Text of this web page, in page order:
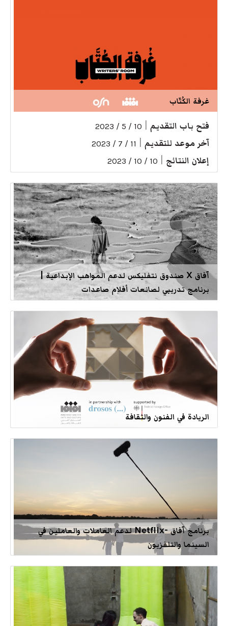
غرفة الكُتّاب
فتح باب التقديم 10 / 5 / 2023
آخر موعد للتقديم 11 / 7 / 2023
إعلان النتائج 10 / 10 / 2023
آفاق X صندوق نتفليكس لدعم المواهب الإبداعية |
برنامج تدريبي لصانعات أفلام صاعدات
الريادة في الفنون والثقافة
برنامج آفاق -Netflix لدعم العاملات والعاملين في
السينما والتلفزيون